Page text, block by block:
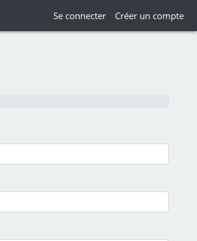
Se connecter Créer un compte